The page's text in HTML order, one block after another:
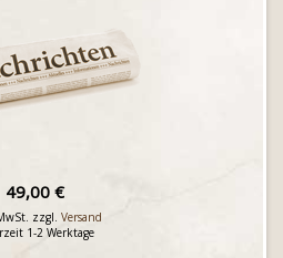
49,00 €
zzgl. Versand
1-2 Werktage